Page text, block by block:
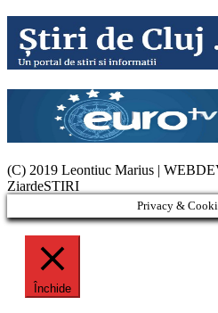
(C) 2019 Leontiuc Marius |
ZiardeSTIRI
Privacy &
Închide